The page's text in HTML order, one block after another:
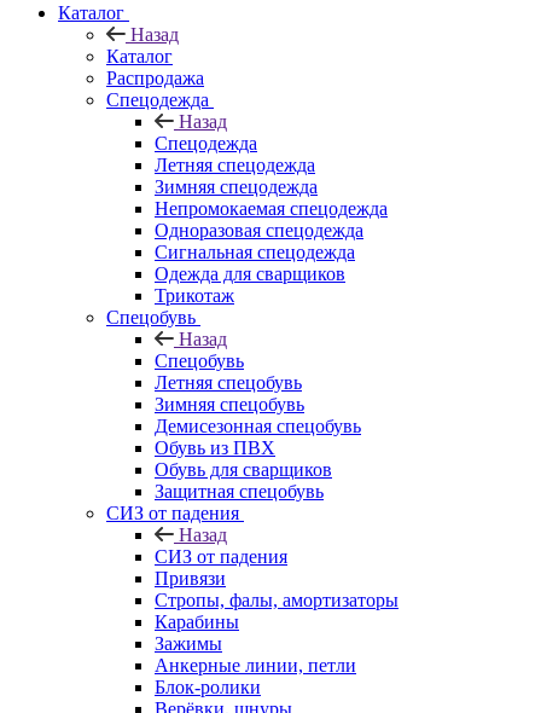
Каталог
Назад
Каталог
Распродажа
Спецодежда
Назад
Спецодежда
Летняя спецодежда
Зимняя спецодежда
Непромокаемая спецодежда
Одноразовая спецодежда
Сигнальная спецодежда
Одежда для сварщиков
Трикотаж
Спецобувь
Назад
Спецобувь
Летняя спецобувь
Зимняя спецобувь
Демисезонная спецобувь
Обувь из ПВХ
Обувь для сварщиков
Защитная спецобувь
СИЗ от падения
Назад
СИЗ от падения
Привязи
Стропы, фалы, амортизаторы
Карабины
Зажимы
Анкерные линии, петли
Блок-ролики
Верёвки, шнуры